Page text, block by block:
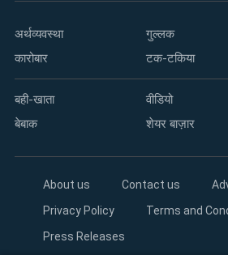
अर्थव्यवस्था
कारोबार
गुल्लक
टक-टकिया
बही-खाता
बेबाक
वीडियो
शेयर बाज़ार
About us Contact us
Privacy Policy
Terms and
Press Releases